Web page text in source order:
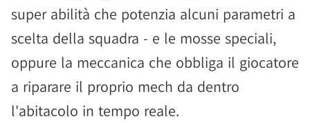
super abilità che potenzia alcuni parametri a
scelta della squadra - e le mosse speciali,
oppure la meccanica che obbliga il giocatore
a riparare il proprio mech da dentro
l'abitacolo in tempo reale.